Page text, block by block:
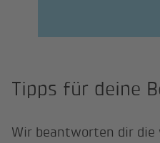
Tipps für deine
Wir beantworten dir